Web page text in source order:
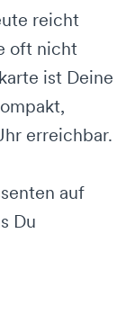
reicht
oft nicht
ist Deine
erreichbar.
auf
Du